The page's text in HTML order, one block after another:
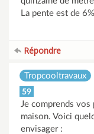
La pente est de
Répondre
Tropcooltravaux
59
Je comprends
maison. Voici
envisager :